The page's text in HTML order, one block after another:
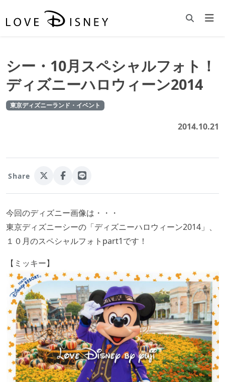
シー・10月スペシャルフォト！
ディズニーハロウィーン2014
東京ディズニーランド・イベント
2014.10.21
Share
今回のディズニー画像は・・・
東京ディズニーシーの「ディズニーハロウィーン2014」、
１０月のスペシャルフォトpart1です！
【ミッキー】